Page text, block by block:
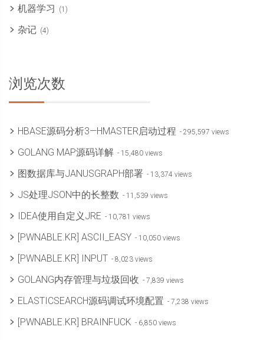
机器学习 (1)
杂记 (4)
浏览次数
HBASE源码分析3—HMASTER启动过程 - 295,597 views
GOLANG MAP源码详解 - 15,480 views
图数据库与JANUSGRAPH部署 - 13,374 views
JS处理JSON中的长整数 - 11,539 views
IDEA使用自定义JRE - 10,781 views
[PWNABLE.KR] ASCII_EASY - 10,050 views
[PWNABLE.KR] INPUT - 8,023 views
GOLANG内存管理与垃圾回收 - 7,839 views
ELASTICSEARCH源码调试环境配置 - 7,238 views
[PWNABLE.KR] BRAINFUCK - 6,850 views